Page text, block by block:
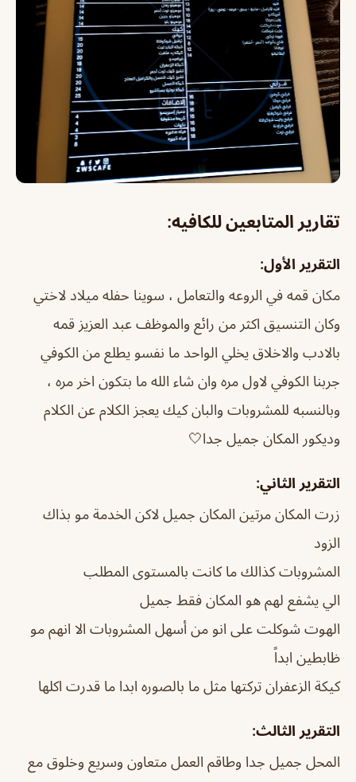
تقارير المتابعين للكافيه:
التقرير الأول:
مكان قمه في الروعه والتعامل ، سوينا حفله ميلاد لاختي
وكان التنسيق اكثر من رائع والموظف عبد العزيز قمه
بالادب والاخلاق يخلي الواحد ما نفسو يطلع من الكوفي
جربنا الكوفي لاول مره وان شاء الله ما بتكون اخر مره ،
وبالنسبه للمشروبات والبان كيك يعجز الكلام عن الكلام
وديكور المكان جميل جدا🤍
التقرير الثاني:
زرت المكان مرتين المكان جميل لاكن الخدمة مو بذاك
الزود
المشروبات كذالك ما كانت بالمستوى المطلب
الي يشفع لهم هو المكان فقط جميل
الهوت شوكلت على انو من أسهل المشروبات الا انهم مو
ظابطين ابداً
كيكة الزعفران تركتها مثل ما بالصوره ابدا ما قدرت اكلها
التقرير الثالث:
المحل جميل جدا وطاقم العمل متعاون وسريع وخلوق مع